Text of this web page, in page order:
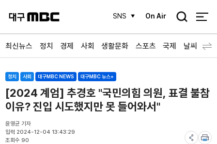
SNS On Air
검
최신뉴스 정치 경제 사회 생활문화 스포츠 국제 날씨
정치 사회 대구MBC NEWS 대구MBC 뉴스+
[2024 계엄] 추경호 "국민의힘 의원, 표결 불참
이유? 진입 시도했지만 못 들어와서"
윤영균 기자
입력 2024-12-04 13:43:29
조회수 90